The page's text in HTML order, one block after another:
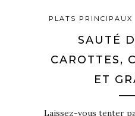
PLATS PRINCIPAUX
SAUTÉ
CAROTTES,
ET
Laissez-vous tenter